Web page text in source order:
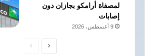
لمصفاة أرامكو بجازان دون
إصابات
9 أغسطس، 2026
الصفحةالصفحة